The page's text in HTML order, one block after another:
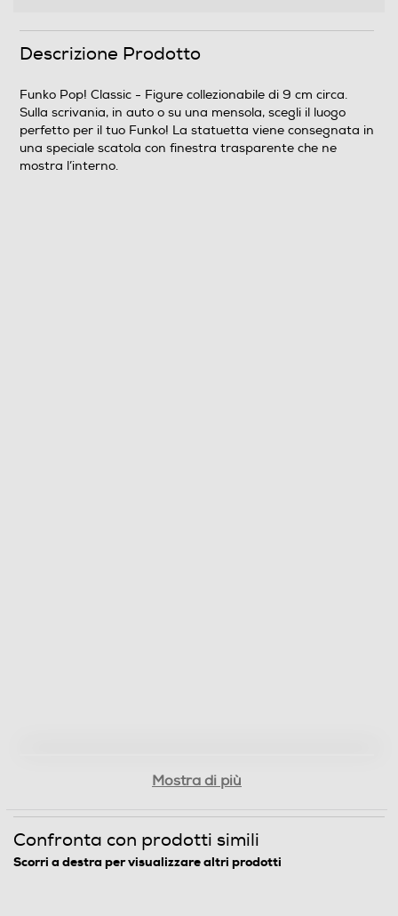
Descrizione Prodotto
Funko Pop! Classic - Figure collezionabile di 9 cm circa.
Sulla scrivania, in auto o su una mensola, scegli il luogo
perfetto per il tuo Funko! La statuetta viene consegnata in
una speciale scatola con finestra trasparente che ne
mostra l’interno.
Mostra di più
Confronta con prodotti simili
Scorri a destra per visualizzare altri prodotti